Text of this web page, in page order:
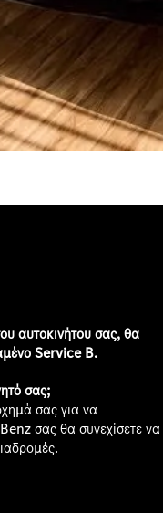
αυτοκινήτου σας, θα
Service B.
σας;
σας για να
σας θα συνεχίσετε να